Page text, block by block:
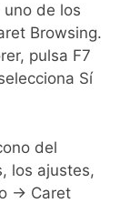
de los
Browsing.
pulsa F7
Sí
del
los ajustes,
-> Caret